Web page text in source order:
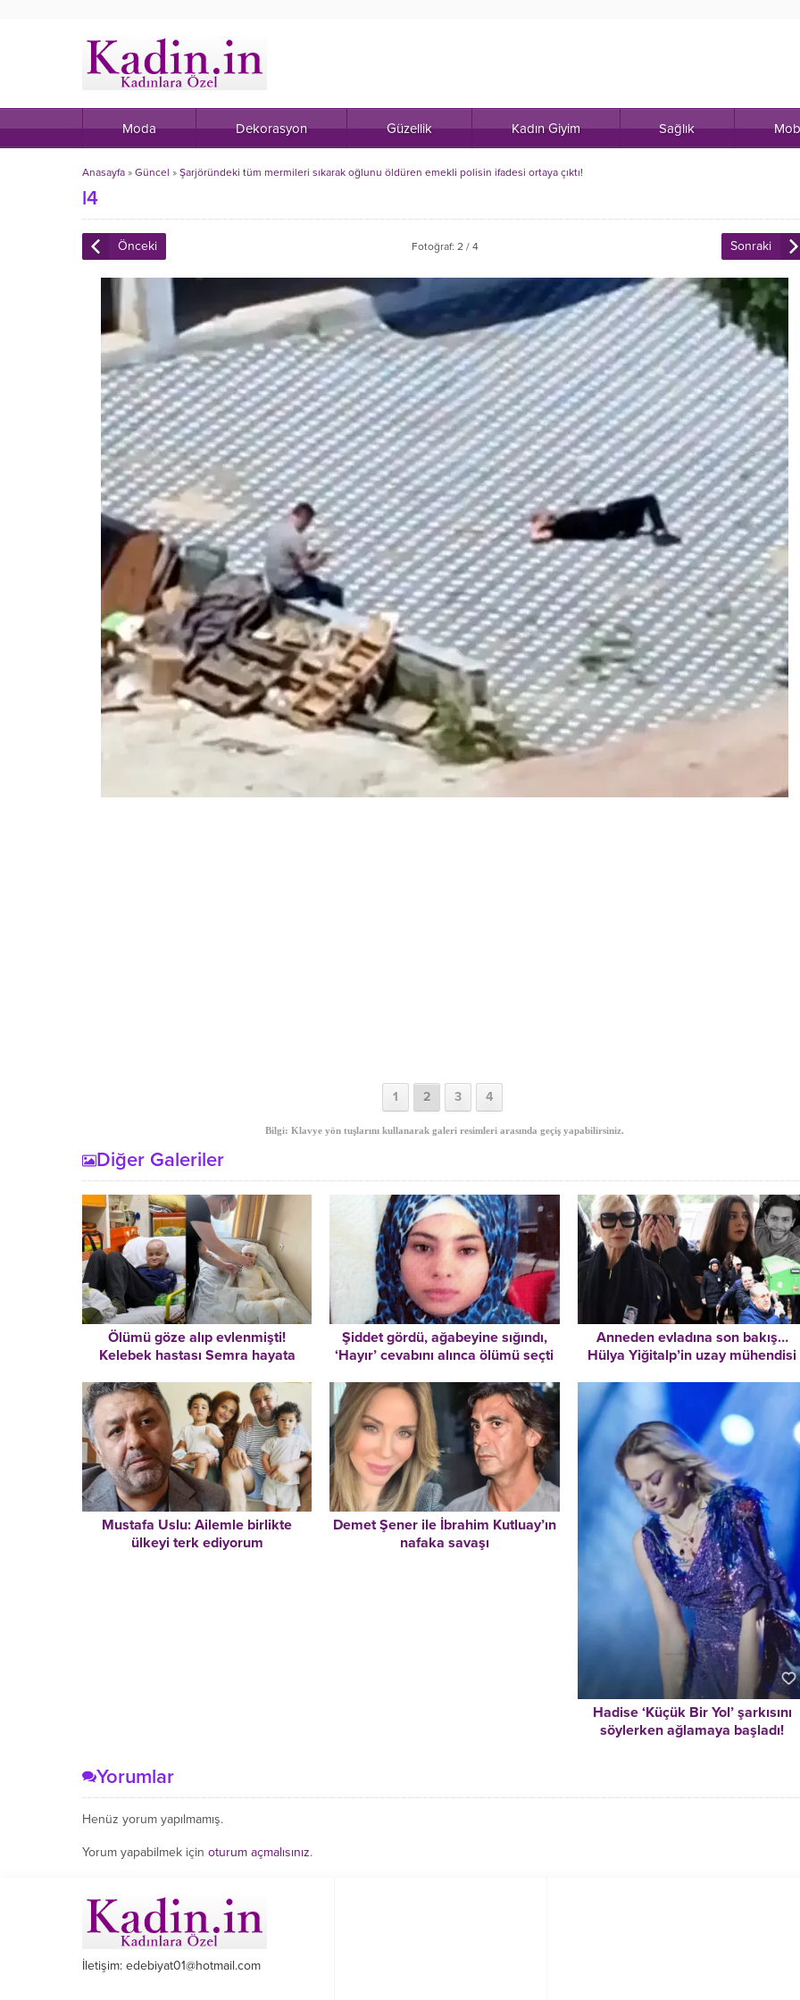
Moda Dekorasyon Güzellik Kadın Giyim Sağlık
Anasayfa » Güncel » Şarjöründeki tüm mermileri sıkarak oğlunu öldüren emekli polisin ifadesi ortaya çıktı!
l4
Önceki Fotoğraf: 2 / 4 Sonraki
1 2 3 4
Bilgi: Klavye yön tuşlarını kullanarak galeri resimleri arasında geçiş yapabilirsiniz.
Diğer Galeriler
Ölümü göze alıp evlenmişti!
Kelebek hastası Semra hayata
Şiddet gördü, ağabeyine sığındı,
‘Hayır’ cevabını alınca ölümü seçti
Anneden evladına son bakış…
Hülya Yiğitalp’in uzay mühendisi
Mustafa Uslu: Ailemle birlikte
ülkeyi terk ediyorum
Demet Şener ile İbrahim Kutluay’ın
nafaka savaşı
Hadise ‘Küçük Bir Yol’ şarkısını
söylerken ağlamaya başladı!
Yorumlar
Henüz yorum yapılmamış.
Yorum yapabilmek için oturum açmalısınız.
İletişim: edebiyat01@hotmail.com